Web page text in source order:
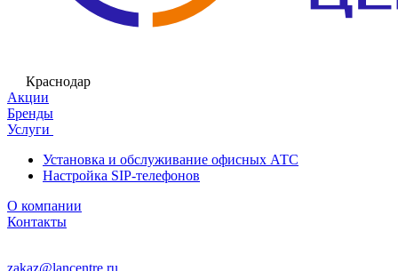
Краснодар
Акции
Бренды
Услуги
Установка и обслуживание офисных АТС
Настройка SIP-телефонов
О компании
Контакты
zakaz@lancentre.ru